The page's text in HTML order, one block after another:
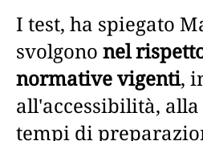
I test, ha spiegato
svolgono nel
normative vigenti,
all'accessibilità,
tempi di